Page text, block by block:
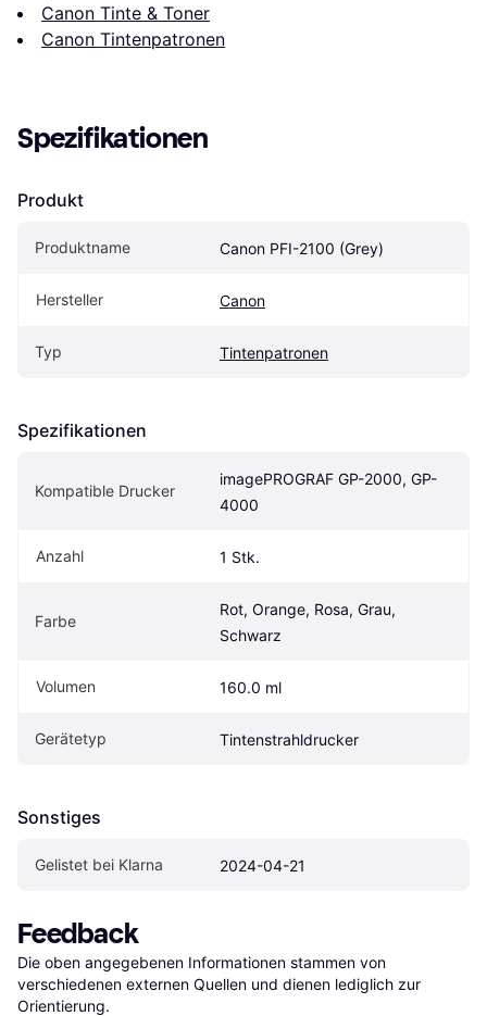
Canon Tinte & Toner
Canon Tintenpatronen
Spezifikationen
Produkt
Produktname Canon PFI-2100 (Grey)
Hersteller Canon
Typ Tintenpatronen
Spezifikationen
Kompatible Drucker
imagePROGRAF GP-2000, GP-
4000
Anzahl 1 Stk.
Farbe
Rot, Orange, Rosa, Grau,
Schwarz
Volumen 160.0 ml
Gerätetyp Tintenstrahldrucker
Sonstiges
Gelistet bei Klarna 2024-04-21
Feedback
Die oben angegebenen Informationen stammen von
verschiedenen externen Quellen und dienen lediglich zur
Orientierung.